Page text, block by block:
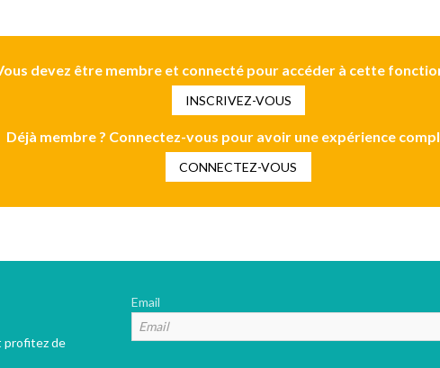
devez être membre et connecté pour accéder à cette
INSCRIVEZ-VOUS
Déjà membre ? Connectez-vous pour avoir une expérience
CONNECTEZ-VOUS
profitez de
Email